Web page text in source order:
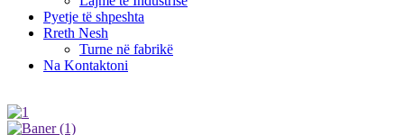
Pyetje të shpeshta
Rreth Nesh
Turne në fabrikë
Na Kontaktoni